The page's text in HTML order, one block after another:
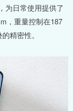
为日常使用提供了
，重量控制在187
精密性。